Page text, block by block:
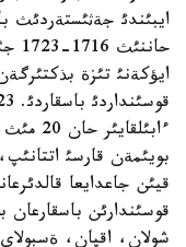
ايبئندئ جةثئستةردئث
ايؤكةنئ تئزة
بويئمةن قارسئ
قيئن جاعدايعا
قوسئندارئن
شولان، اقپان،